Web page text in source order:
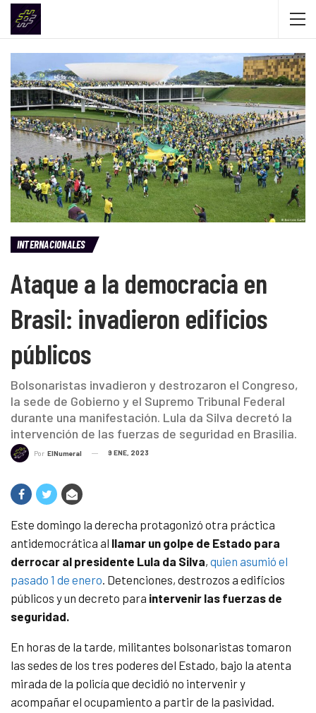
INTERNACIONALES
Ataque a la democracia en
Brasil: invadieron edificios
públicos
Bolsonaristas invadieron y destrozaron el Congreso,
la sede de Gobierno y el Supremo Tribunal Federal
durante una manifestación. Lula da Silva decretó la
intervención de las fuerzas de seguridad en Brasilia.
Por ElNumeral 9 ENE, 2023
Este domingo la derecha protagonizó otra práctica
antidemocrática al llamar un golpe de Estado para
derrocar al presidente Lula da Silva, quien asumió el
pasado 1 de enero. Detenciones, destrozos a edificios
públicos y un decreto para intervenir las fuerzas de
seguridad.
En horas de la tarde, militantes bolsonaristas tomaron
las sedes de los tres poderes del Estado, bajo la atenta
mirada de la policía que decidió no intervenir y
acompañar el ocupamiento a partir de la pasividad.